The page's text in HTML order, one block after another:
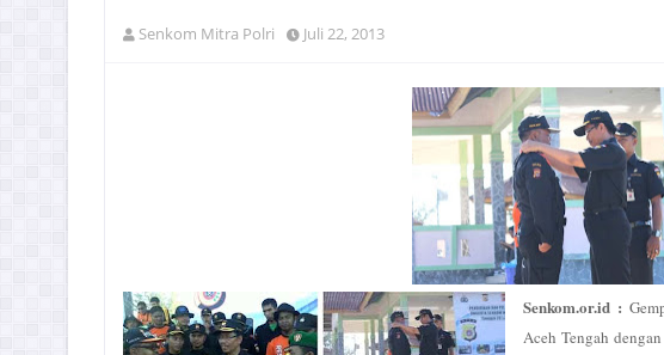
Senkom Mitra Polri Juli 22, 2013
Senkom.or.id :
Aceh Tengah